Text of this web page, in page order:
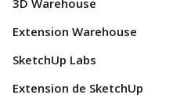
3D Warehouse
Extension Warehouse
SketchUp Labs
Extension de SketchUp